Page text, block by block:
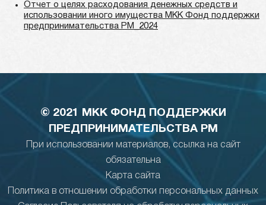
Отчет о целях расходования денежных средств и
использовании иного имущества МКК Фонд поддержки
предпринимательства РМ_2024
© 2021 МКК ФОНД ПОДДЕРЖКИ
ПРЕДПРИНИМАТЕЛЬСТВА РМ
При использовании материалов, ссылка на сайт
обязательна
Карта сайта
Политика в отношении обработки персональных данных